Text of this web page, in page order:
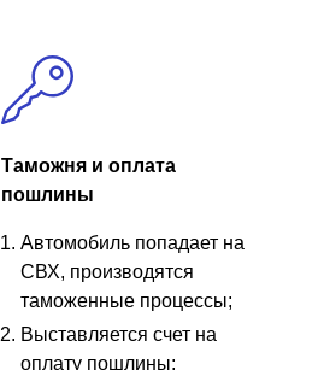
Таможня и оплата
пошлины
Автомобиль попадает на
СВХ, производятся
таможенные процессы;
Выставляется счет на
оплату пошлины;